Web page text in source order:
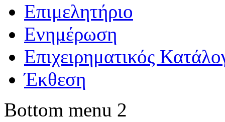
Επιμελητήριο
Ενημέρωση
Επιχειρηματικός
Έκθεση
Bottom menu 2